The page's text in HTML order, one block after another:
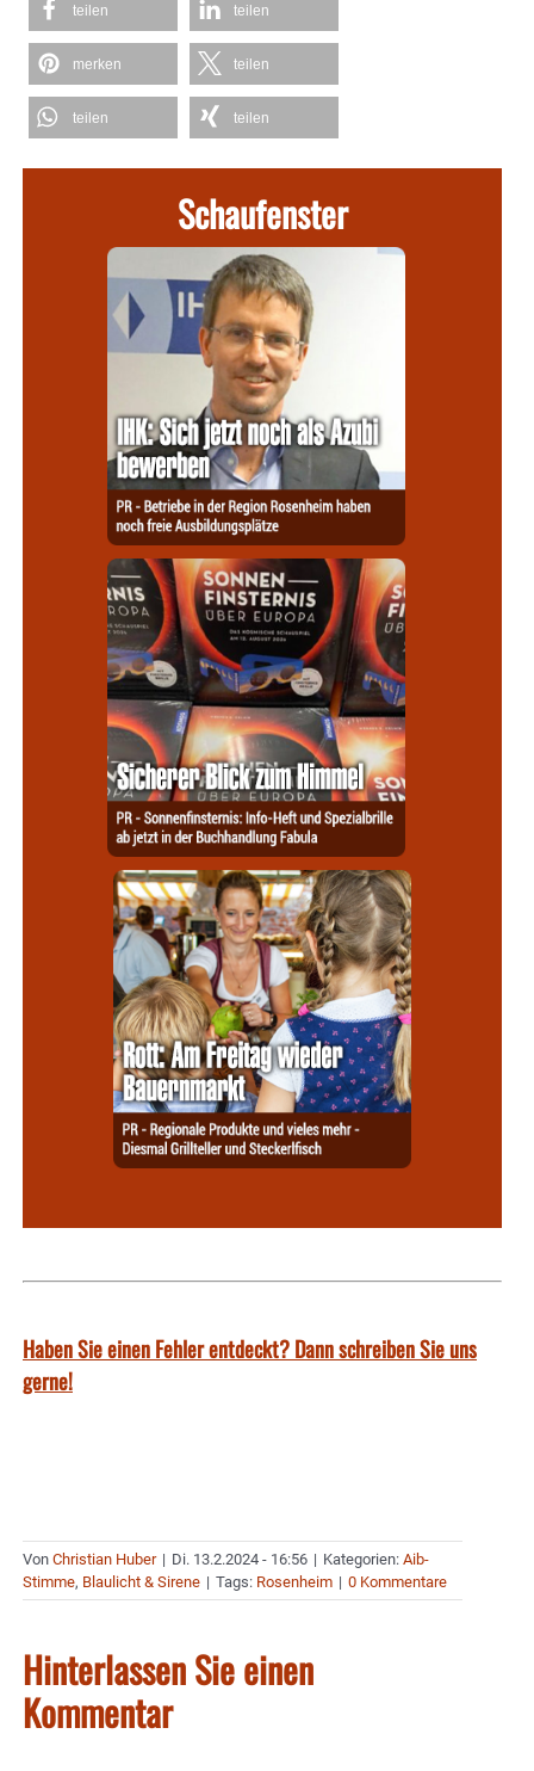
teilen teilen
merken teilen
teilen teilen
Schaufenster
Haben Sie einen Fehler entdeckt? Dann schreiben Sie uns
gerne!
Von Christian Huber | Di. 13.2.2024 - 16:56 | Kategorien: Aib-
Stimme, Blaulicht & Sirene | Tags: Rosenheim | 0 Kommentare
Hinterlassen Sie einen
Kommentar